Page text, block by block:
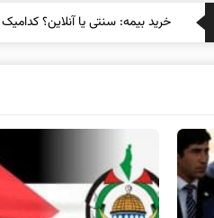
خرید بیمه: سنتی